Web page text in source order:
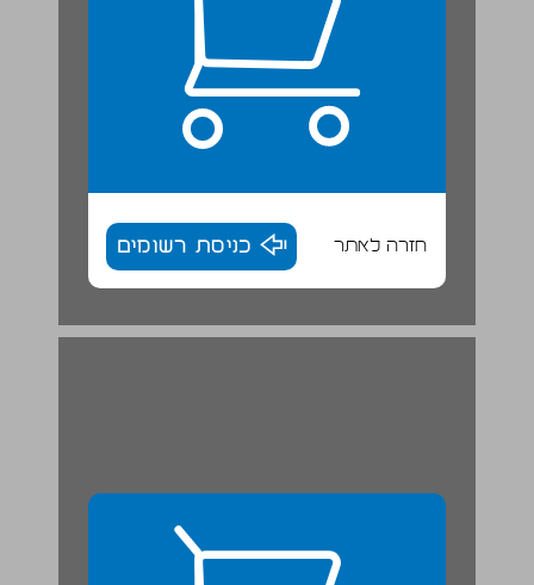
חזרה לאתר כניסת רשומים
ראו, אני אשכנזייה ... 21